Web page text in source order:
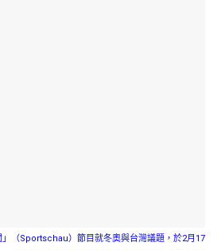
（Sportschau）節目就冬奧與台灣議題，於2月17